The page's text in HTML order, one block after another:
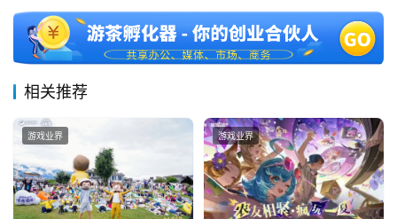
)
相关推荐
游戏业界 游戏业界